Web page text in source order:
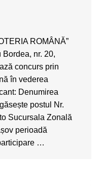
ROMÂNĂ”
nr. 20,
concurs prin
în vederea
Denumirea
postul Nr.
Sucursala Zonală
perioadă
…